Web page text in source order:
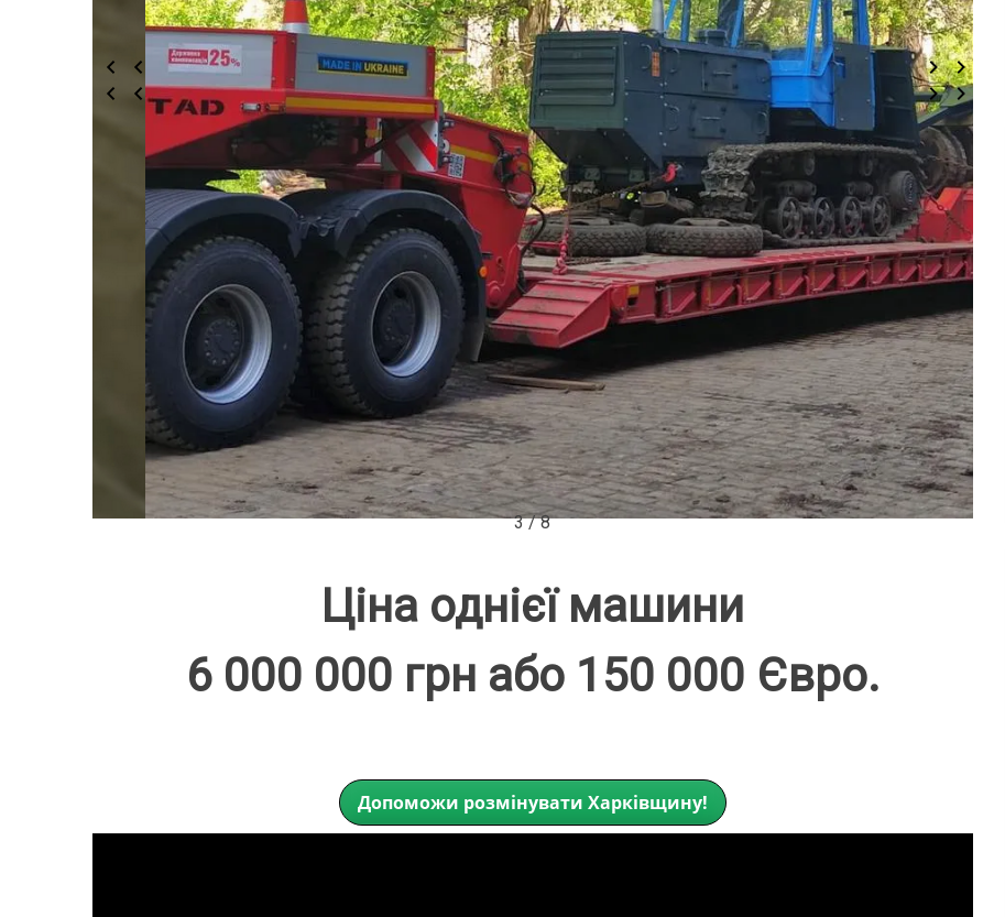
3 / 8
Ціна однієї машини
6 000 000 грн або 150 000 Євро.
Допоможи розмінувати Харківщину!